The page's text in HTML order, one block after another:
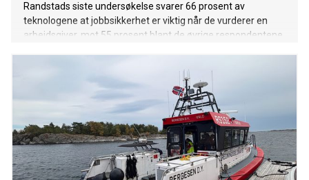
Randstads siste undersøkelse svarer 66 prosent av
teknologene at jobbsikkerhet er viktig når de vurderer en
arbeidsgiver, mot 55 prosent blant de øvrige respondentene.